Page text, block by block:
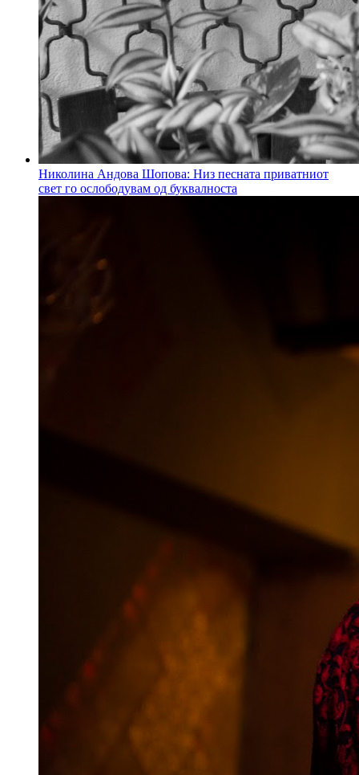
Николина Андова Шопова: Низ песната приватниот
свет го ослободувам од буквалноста